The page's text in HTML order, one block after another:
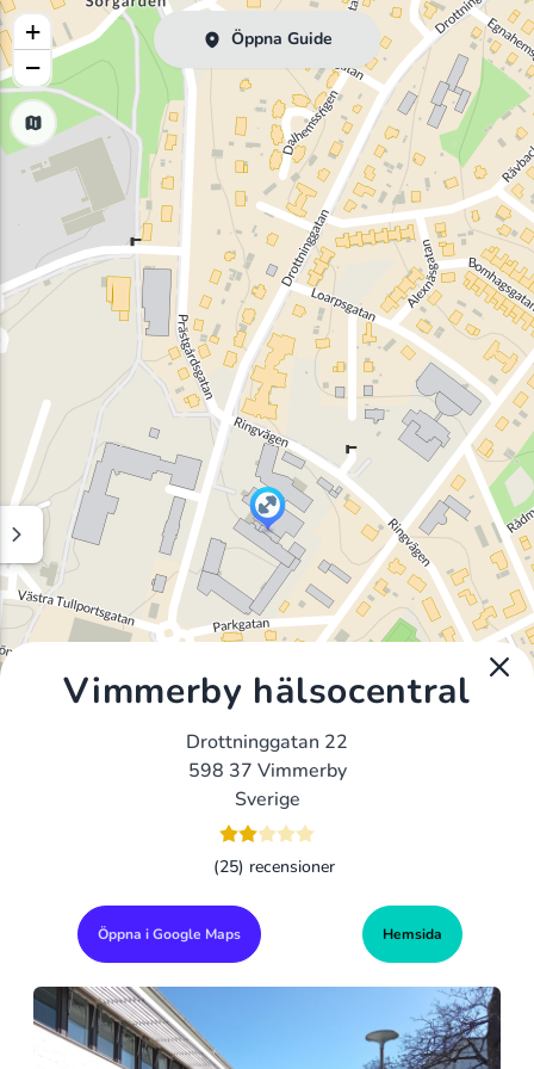
Öppna Guide
+
−
Vimmerby hälsocentral
Drottninggatan 22
598 37 Vimmerby
Sverige
(25) recensioner
Öppna i Google Maps Hemsida
Alla Gym I Sverige Sveriges Ledande Gymkedjor